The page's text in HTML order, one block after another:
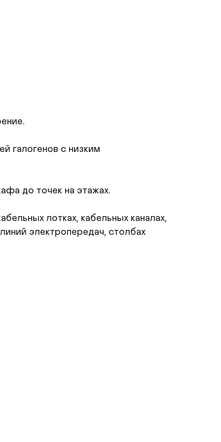
галогенов с низким
до точек на этажах.
лотках, кабельных каналах,
электропередач, столбах